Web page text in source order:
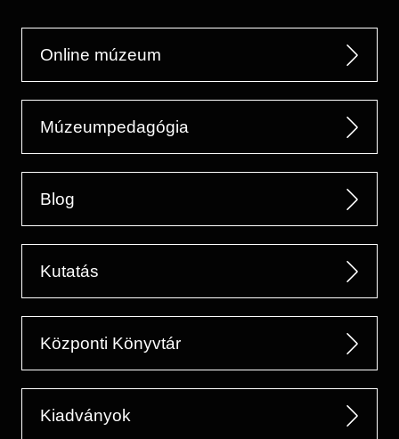
Online múzeum
Múzeumpedagógia
Blog
Kutatás
Központi Könyvtár
Kiadványok